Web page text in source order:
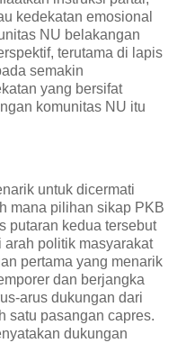
kedekatan emosional
NU belakangan
terutama di lapis
semakin
yang bersifat
komunitas NU itu
untuk dicermati
mana pilihan sikap PKB
putaran kedua tersebut
arah politik masyarakat
pertama yang menarik
dan berjangka
arus dukungan dari
satu pasangan capres.
dukungan